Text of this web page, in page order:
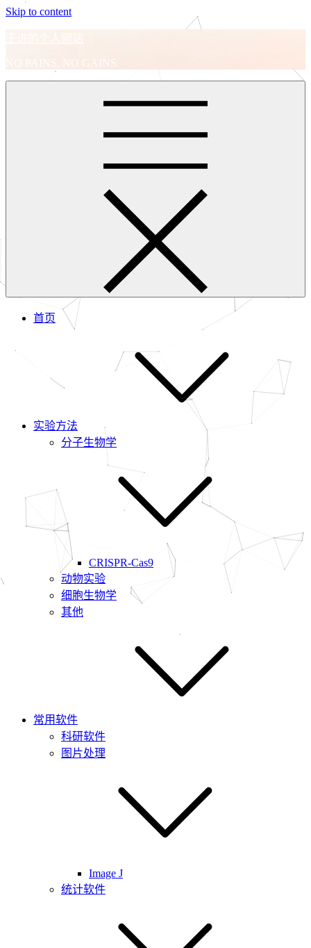
Skip to content
王进的个人网站
NO PAINS, NO GAINS.
首页
实验方法
分子生物学
CRISPR-Cas9
动物实验
细胞生物学
其他
常用软件
科研软件
图片处理
Image J
统计软件